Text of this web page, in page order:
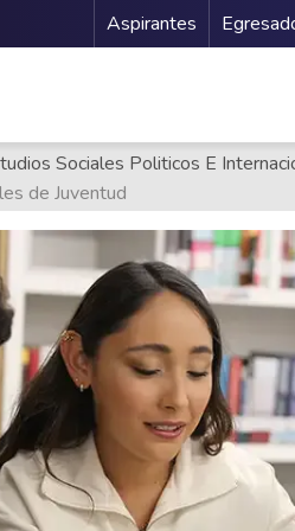
Menu
Aspirantes
Sociales Politicos E
de Juventud